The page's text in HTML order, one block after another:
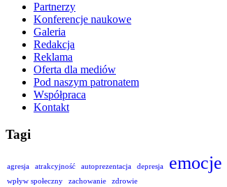
Partnerzy
Konferencje naukowe
Galeria
Redakcja
Reklama
Oferta dla mediów
Pod naszym patronatem
Współpraca
Kontakt
Tagi
agresja atrakcyjność autoprezentacja depresja emocje
wpływ społeczny
zachowanie zdrowie